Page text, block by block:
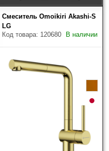
Смеситель Omoikiri Akashi-S
LG
Код товара: 120680
В наличии